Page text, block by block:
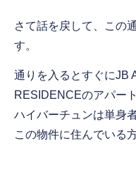
さて話を戻して、この
す。
通りを入るとすぐにJB
RESIDENCEのアパー
ハイバーチュンは単身
この物件に住んでいる